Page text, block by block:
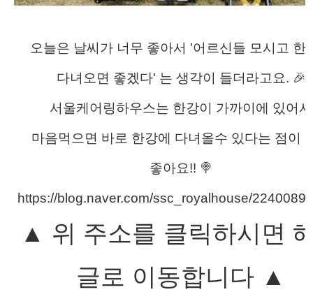
오늘은 날씨가 너무 좋아서 '어르신들 모시고 한
다녀오면 좋겠다' 는 생각이 들더라고요. 🎉
서울케어링하우스는 한강이 가까이에 있어서
마음먹으면 바로 한강에 다녀올수 있다는 점이
좋아요!! 🍭
https://blog.naver.com/ssc_royalhouse/
▲ 위 주소를 클릭하시면
글로 이동합니다 ▲